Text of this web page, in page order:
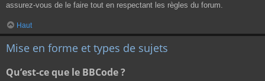
assurez-vous de le faire tout en respectant les règles du forum.
Haut
Mise en forme et types de sujets
Qu’est-ce que le BBCode ?